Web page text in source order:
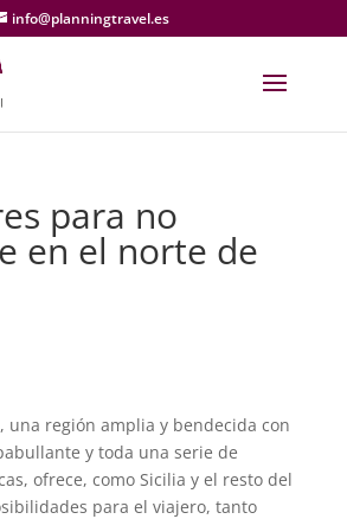
info@planningtravel.es
para no
en el norte de
una región amplia y bendecida con
y toda una serie de
ofrece, como Sicilia y el resto del
para el viajero, tanto